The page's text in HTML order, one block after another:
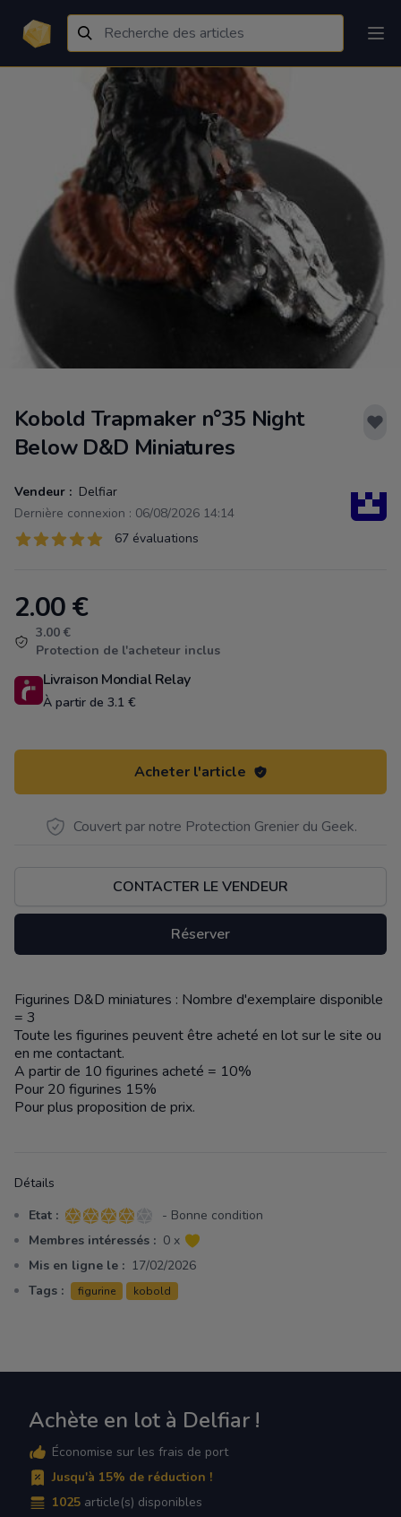
Kobold Trapmaker n°35 Night
Below D&D Miniatures
Vendeur : Delfiar
Dernière connexion : 06/08/2026 14:14
Évaluations
67 sur 5 étoiles 67 évaluations
Product information
2.00€
3.00 €
Protection de l'acheteur inclus
Livraison Mondial Relay
À partir de 3.1 €
Acheter l'article
Couvert par notre Protection Grenier du Geek.
CONTACTER LE VENDEUR
Réserver
Description
Figurines D&D miniatures : Nombre d'exemplaire disponible
= 3
Toute les figurines peuvent être acheté en lot sur le site ou
en me contactant.
A partir de 10 figurines acheté = 10%
Pour 20 figurines 15%
Pour plus proposition de prix.
Détails
Etat : 4 sur 5 étoiles
- Bonne condition
Membres intéressés : 0 x
Mis en ligne le : 17/02/2026
Tags :
figurine kobold
Achète en lot à Delfiar !
Économise sur les frais de port
Jusqu'à 15% de réduction !
1025 article(s) disponibles